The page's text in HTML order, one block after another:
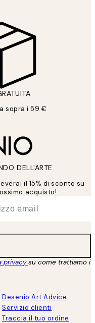
sopra i 59 €
DELL'ARTE
il 15% di sconto su
acquisto!
privacysu come trattiamo i
Desenio Art Advice
Servizio clienti
Traccia il tuo ordine